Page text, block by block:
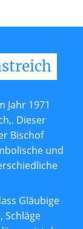
Jahr 1971
Dieser
Bischof
und
Gläubige
Schläge